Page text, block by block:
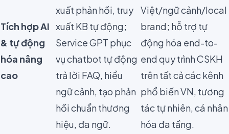
Tích hợp AI
& tự động
hóa nâng
cao
xuất phản hồi, truy
xuất KB tự động;
Service GPT phục
vụ chatbot tự động
trả lời FAQ, hiểu
ngữ cảnh, tạo phản
hồi chuẩn thương
hiệu, đa ngữ.
Việt/ngữ cảnh/local
brand; hỗ trợ tự
động hóa end-to-
end quy trình CSKH
trên tất cả các kênh
phổ biến VN, tương
tác tự nhiên, cá nhân
hóa đa tầng.